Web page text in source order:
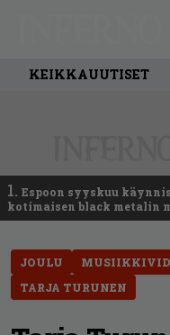
KEIKKAUUTISET
1. Espoon syyskuu
kotimaisen black metalin
JOULU
TARJA TURUNEN